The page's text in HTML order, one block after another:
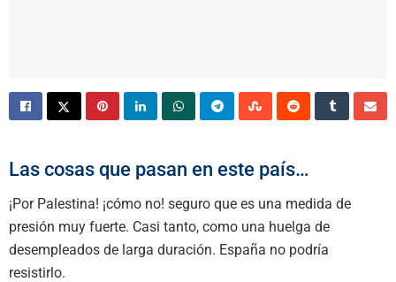
Las cosas que pasan en este país…
¡Por Palestina! ¡cómo no! seguro que es una medida de
presión muy fuerte. Casi tanto, como una huelga de
desempleados de larga duración. España no podría
resistirlo.